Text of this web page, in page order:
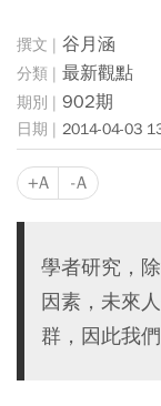
谷月涵
最新觀點
902期
2014-04-03
+A -A
學者研究，
因素，未來
群，因此我